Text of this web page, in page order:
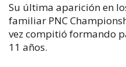
Su última aparición en
familiar PNC
vez compitió formando
11 años.